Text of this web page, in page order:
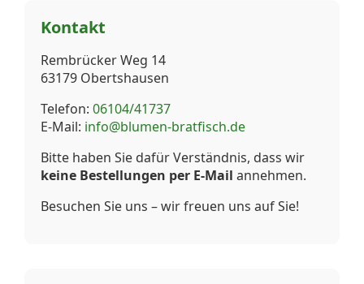
Kontakt
Rembrücker Weg 14
63179 Obertshausen
Telefon: 06104/41737
E-Mail: info@blumen-bratfisch.de
Bitte haben Sie dafür Verständnis, dass wir
keine Bestellungen per E-Mail annehmen.
Besuchen Sie uns – wir freuen uns auf Sie!